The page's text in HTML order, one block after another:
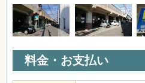
料金・お支払い